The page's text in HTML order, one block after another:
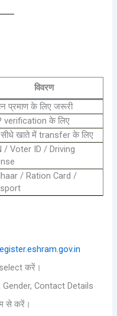
विवरण
प्रमाण के लिए जरूरी
verification के लिए
खाते में transfer के लिए
/ Voter ID / Driving
/ Ration Card /
करें।
Contact Details
से करें।